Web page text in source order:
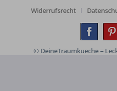
Widerrufsrecht
© DeineTraumkueche =